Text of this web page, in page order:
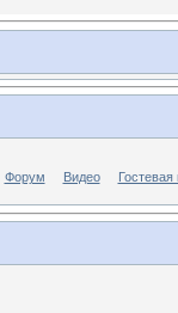
Форум Видео Гостевая